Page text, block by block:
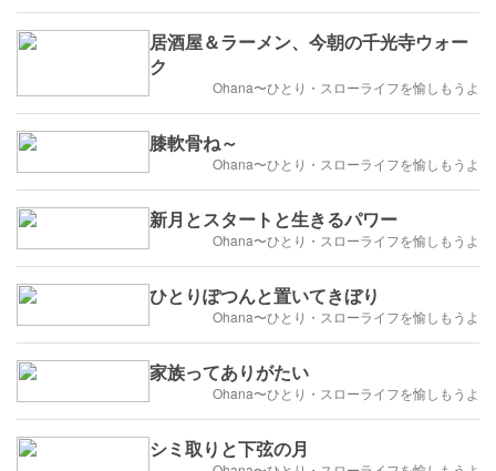
居酒屋＆ラーメン、今朝の千光寺ウォー
ク
Ohana〜ひとり・スローライフを愉しもうよ
膝軟骨ね～
Ohana〜ひとり・スローライフを愉しもうよ
新月とスタートと生きるパワー
Ohana〜ひとり・スローライフを愉しもうよ
ひとりぽつんと置いてきぼり
Ohana〜ひとり・スローライフを愉しもうよ
家族ってありがたい
Ohana〜ひとり・スローライフを愉しもうよ
シミ取りと下弦の月